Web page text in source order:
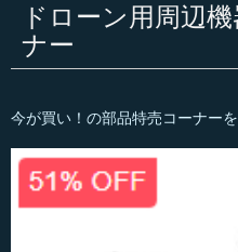
ドローン用周辺
ナー
今が買い！の部品特売コーナー